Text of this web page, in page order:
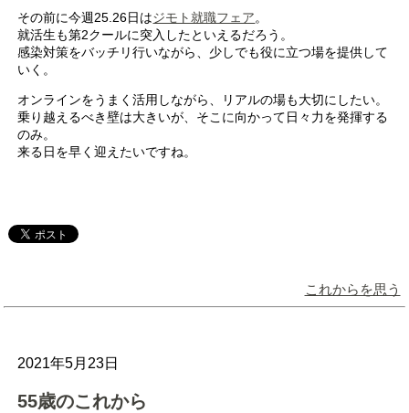
その前に今週25.26日はジモト就職フェア。
就活生も第2クールに突入したといえるだろう。
感染対策をバッチリ行いながら、少しでも役に立つ場を提供して
いく。
オンラインをうまく活用しながら、リアルの場も大切にしたい。
乗り越えるべき壁は大きいが、そこに向かって日々力を発揮する
のみ。
来る日を早く迎えたいですね。
これからを思う
2021年5月23日
55歳のこれから